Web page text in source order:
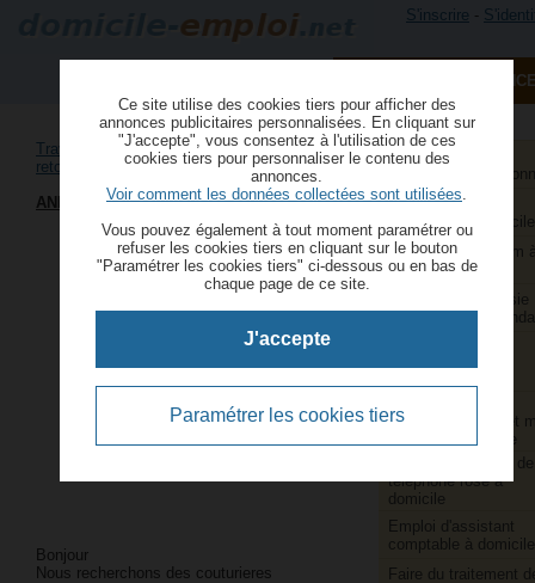
Ce site utilise des cookies tiers pour afficher des
annonces publicitaires personnalisées. En cliquant sur
"J'accepte", vous consentez à l'utilisation de ces
cookies tiers pour personnaliser le contenu des
annonces.
Voir comment les données collectées sont utilisées.
Vous pouvez également à tout moment paramétrer ou
refuser les cookies tiers en cliquant sur le bouton
"Paramétrer les cookies tiers" ci-dessous ou en bas de
chaque page de ce site.
J'accepte
Paramétrer les cookies tiers
S'inscrire -
PUBLIER UNE
Aide à domicile et
services à la
Aide ménagère et
repassage à domicile
Animatrice webcam
domicile
Assistants de saisie
comptable
conditionnement et
sous pli à domicile
Emploi animatrice de
téléphone rose à
domicile
Emploi d'assistant
comptable à domicile
Faire du traitement
Travail manuel à domicile›Couture et
retouches à domicile
ANNONCE
Bonjour
Nous recherchons des couturieres